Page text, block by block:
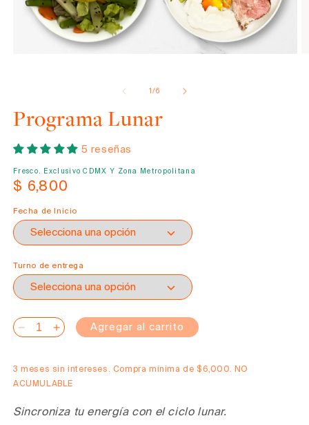
multimedia
en
1/de
6
Programa Lunar
5 reseñas
Fresco. Exclusivo CDMX Y Zona Metropolitana
Precio
habitual
$ 6,800
Fecha de Inicio
Turno de entrega
Reducir
para
Programa
Aumentar
para
Programa
Agregar al carrito
3 meses sin intereses. Compra mínima de $6,000. NO
ACUMULABLE
Sincroniza tu energía con el ciclo lunar.